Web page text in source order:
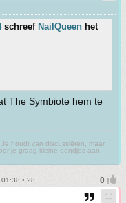
schreef NailQueen het
The Symbiote hem te
houdt van discussiëren, maar
je graag kleine eendjes aan
• 28